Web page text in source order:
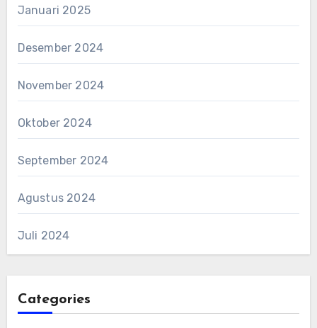
Januari 2025
Desember 2024
November 2024
Oktober 2024
September 2024
Agustus 2024
Juli 2024
Categories